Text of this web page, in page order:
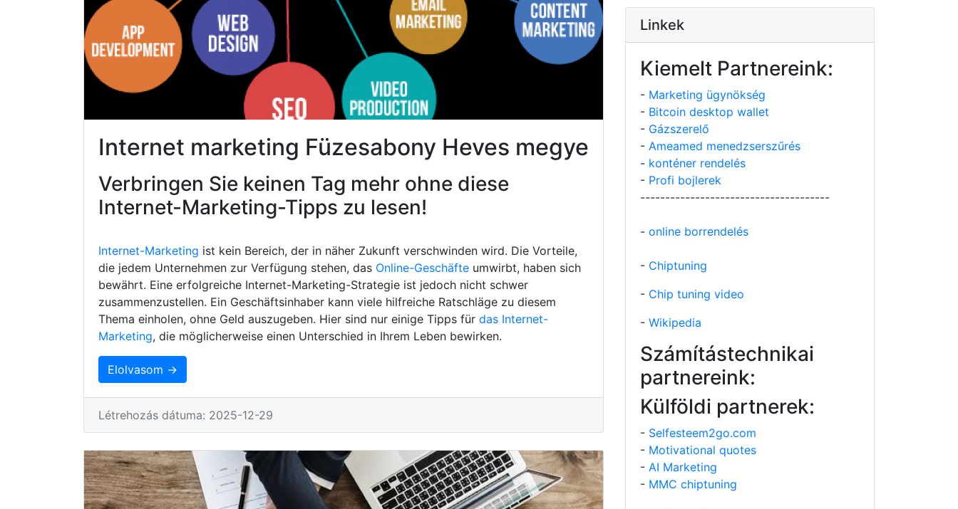
Internet marketing Füzesabony Heves megye
Verbringen Sie keinen Tag mehr ohne diese
Internet-Marketing-Tipps zu lesen!
Internet-Marketing ist kein Bereich, der in näher Zukunft verschwinden wird. Die Vorteile,
die jedem Unternehmen zur Verfügung stehen, das Online-Geschäfte umwirbt, haben sich
bewährt. Eine erfolgreiche Internet-Marketing-Strategie ist jedoch nicht schwer
zusammenzustellen. Ein Geschäftsinhaber kann viele hilfreiche Ratschläge zu diesem
Thema einholen, ohne Geld auszugeben. Hier sind nur einige Tipps für das Internet-
Marketing, die möglicherweise einen Unterschied in Ihrem Leben bewirken.
Elolvasom →
Létrehozás dátuma: 2025-12-29
Linkek
Kiemelt Partnereink:
- Marketing ügynökség
- Bitcoin desktop wallet
- Gázszerelő
- Ameamed menedzserszűrés
- konténer rendelés
- Profi bojlerek
--------------------------------------
- online borrendelés
- Chiptuning
- Chip tuning video
- Wikipedia
Számítástechnikai
partnereink:
Külföldi partnerek:
- Selfesteem2go.com
- Motivational quotes
- AI Marketing
- MMC chiptuning